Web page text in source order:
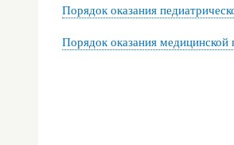
Порядок оказания
Порядок оказания